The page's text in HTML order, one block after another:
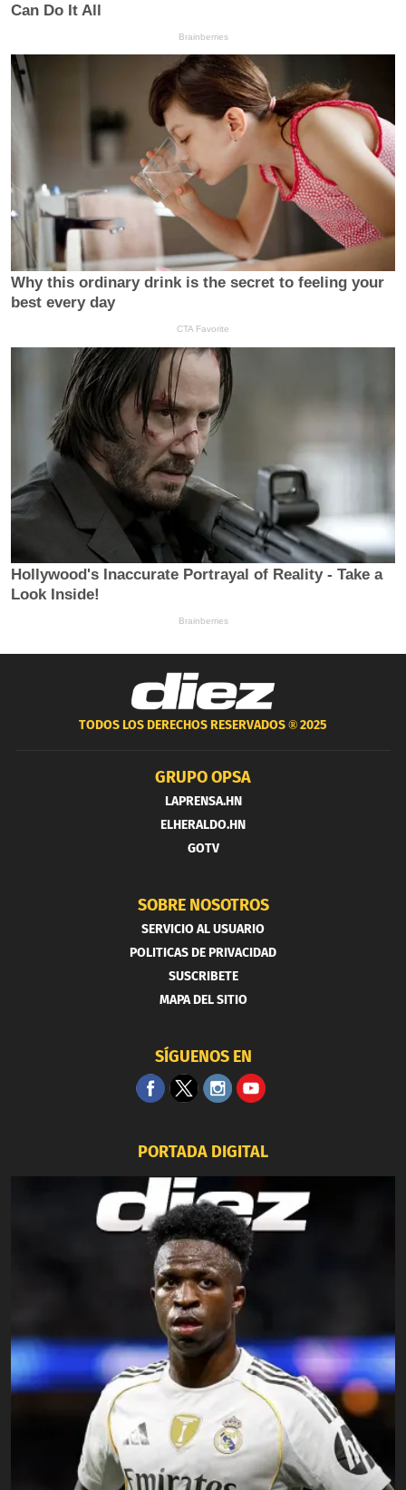
TODOS LOS DERECHOS RESERVADOS ®2025
GRUPO OPSA
LAPRENSA.HN
ELHERALDO.HN
GOTV
SOBRE NOSOTROS
SERVICIO AL USUARIO
POLITICAS DE PRIVACIDAD
SUSCRIBETE
MAPA DEL SITIO
SÍGUENOS EN
PORTADA DIGITAL